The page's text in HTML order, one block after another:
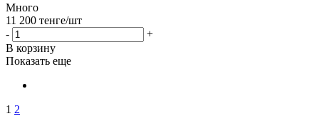
Много
11 200 тенге/шт
-
+
В корзину
Показать еще
1 2